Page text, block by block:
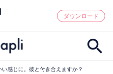
い師検索 ダウンロード
感じに。彼と付き合えますか？